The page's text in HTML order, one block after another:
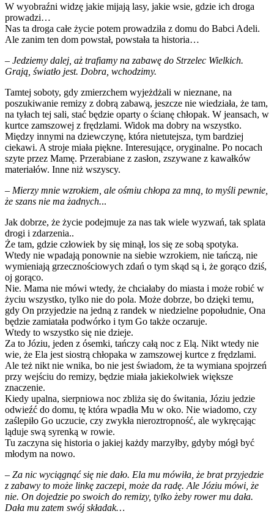
W wyobraźni widzę jakie mijają lasy, jakie wsie, gdzie ich droga
prowadzi…
Nas ta droga całe życie potem prowadziła z domu do Babci Adeli.
Ale zanim ten dom powstał, powstała ta historia…
– Jedziemy dalej, aż trafiamy na zabawę do Strzelec Wielkich.
Grają, światło jest. Dobra, wchodzimy.
Tamtej soboty, gdy zmierzchem wyjeżdżali w nieznane, na
poszukiwanie remizy z dobrą zabawą, jeszcze nie wiedziała, że tam,
na tyłach tej sali, stać będzie oparty o ścianę chłopak. W jeansach, w
kurtce zamszowej z frędzlami. Widok ma dobry na wszystko.
Między innymi na dziewczynę, która nietutejsza, tym bardziej
ciekawi. A stroje miała piękne. Interesujące, oryginalne. Po nocach
szyte przez Mamę. Przerabiane z zasłon, zszywane z kawałków
materiałów. Inne niż wszyscy.
– Mierzy mnie wzrokiem, ale ośmiu chłopa za mną, to myśli pewnie,
że szans nie ma żadnych...
Jak dobrze, że życie podejmuje za nas tak wiele wyzwań, tak splata
drogi i zdarzenia..
Że tam, gdzie człowiek by się minął, los się ze sobą spotyka.
Wtedy nie wpadają ponownie na siebie wzrokiem, nie tańczą, nie
wymieniają grzecznościowych zdań o tym skąd są i, że gorąco dziś,
oj gorąco.
Nie. Mama nie mówi wtedy, że chciałaby do miasta i może robić w
życiu wszystko, tylko nie do pola. Może dobrze, bo dzięki temu,
gdy On przyjedzie na jedną z randek w niedzielne popołudnie, Ona
będzie zamiatała podwórko i tym Go także oczaruje.
Wtedy to wszystko się nie dzieje.
Za to Józiu, jeden z ósemki, tańczy całą noc z Elą. Nikt wtedy nie
wie, że Ela jest siostrą chłopaka w zamszowej kurtce z frędzlami.
Ale też nikt nie wnika, bo nie jest świadom, że ta wymiana spojrzeń
przy wejściu do remizy, będzie miała jakiekolwiek większe
znaczenie.
Kiedy upalna, sierpniowa noc zbliża się do świtania, Józiu jedzie
odwieźć do domu, tę która wpadła Mu w oko. Nie wiadomo, czy
zaślepiło Go uczucie, czy zwykła nieroztropność, ale wykręcając
ląduje swą syrenką w rowie.
Tu zaczyna się historia o jakiej każdy marzyłby, gdyby mógł być
młodym na nowo.
– Za nic wyciągnąć się nie dało. Ela mu mówiła, że brat przyjedzie
z zabawy to może linkę zaczepi, może da radę. Ale Józiu mówi, że
nie. On dojedzie po swoich do remizy, tylko żeby rower mu dała.
Dała mu zatem swój składak…